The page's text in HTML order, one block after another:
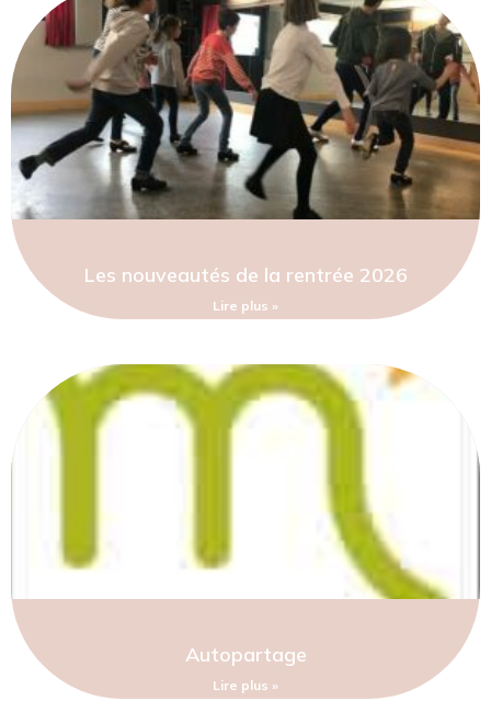
Les nouveautés de la rentrée 2026
Lire plus »
Autopartage
Lire plus »